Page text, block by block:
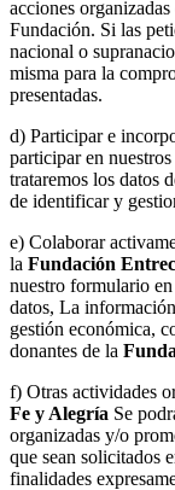
acciones
Fundación. Si las
nacional o
misma para la
presentadas.
d) Participar e
participar en
trataremos los datos
de identificar y
e) Colaborar
la Fundación
nuestro formulario
datos, La
gestión económica,
donantes de la
f) Otras actividades
Fe y Alegría Se
organizadas y/o
que sean solicitados
finalidades